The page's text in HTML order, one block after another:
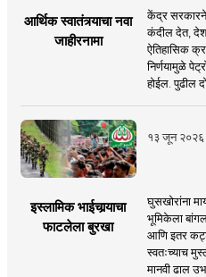
आर्थिक स्वातंत्र्याचा नवा
जाहीरनामा
केंद्र सरकारने
कंदील देत,
ऐतिहासिक
निर्णयामुळे
होईल. पुढील
१३ जून २०२६
इस्लामिक भाईचार्‍याचा
फाटलेला बुरखा
घुसखोरांना
भूमिकेला
आणि इतर
स्वतःच्याच
मानवी ढाल